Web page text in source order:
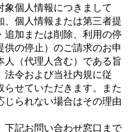
個人情報につきまして
、個人情報または第三者提
追加または削除、利用の停
供の停止）のご請求のお申
人（代理人含む）である旨
法令および当社内規に従
せていただきます。また
じられない場合はその理由
記お問い合わせ窓口まで